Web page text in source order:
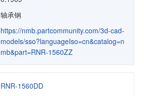
轴承钢
https://nmb.partcommunity.com/3d-cad-
models/sso?languageIso=cn&catalog=n
mb&part=RNR-1560ZZ
RNR-1560DD